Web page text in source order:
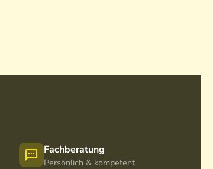
Fachberatung
Persönlich & kompetent